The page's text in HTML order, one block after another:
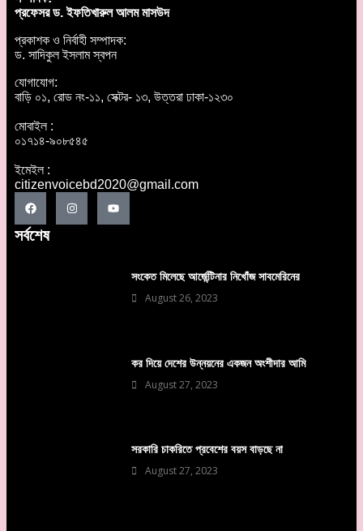
প্রফেসর ড. ইফতিখারুল আলম মাসউদ
প্রকাশক ও নির্বাহী সম্পাদক:
ড. সাদিকুল ইসলাম স্বপন
যোগাযোগ:
বাড়ি ০১, রোড নং-১১, সেক্টর- ১৩, উত্তরা ঢাকা-১২৩০
মোবাইল :
০১৭১৪-৯০৮৫৪৫
ইমেইল :
citizenvoicebd2020@gmail.com
সর্বশেষ
সংকেত মিলেছে আর্জেন্টিনার নিখোঁজ সাবমেরিনের
August 26, 2023
কর দিয়ে দেশের উন্নয়নের একজন অংশীদার আমি
August 27, 2023
সরকারি চাকরিতে প্রবেশের বয়স বাড়ছে না
August 27, 2023